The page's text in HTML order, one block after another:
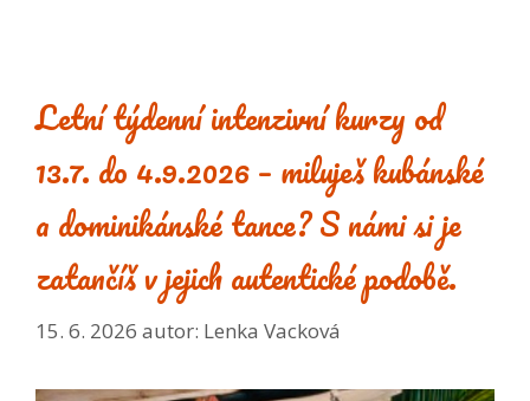
Letní týdenní intenzivní kurzy od
13.7. do 4.9.2026 – miluješ kubánské
a dominikánské tance? S námi si je
zatančíš v jejich autentické podobě.
15. 6. 2026 autor: Lenka Vacková